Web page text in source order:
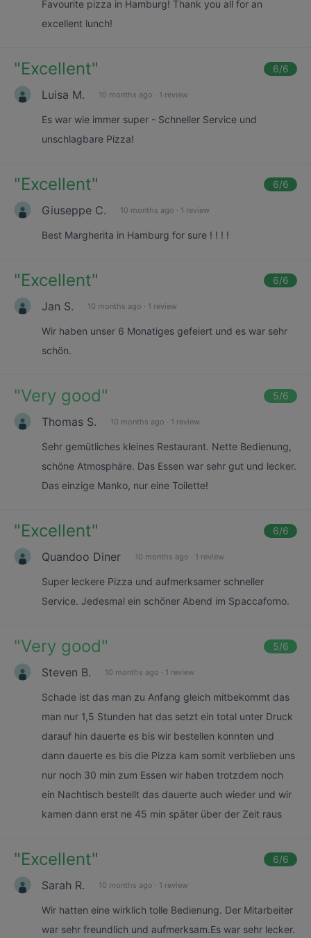
Favourite pizza in Hamburg! Thank you all for an
excellent lunch!
"Excellent" 6/6
Luisa M. 10 months ago · 1 review
Es war wie immer super - Schneller Service und
unschlagbare Pizza!
"Excellent" 6/6
Giuseppe C. 10 months ago · 1 review
Best Margherita in Hamburg for sure ! ! ! !
"Excellent" 6/6
Jan S. 10 months ago · 1 review
Wir haben unser 6 Monatiges gefeiert und es war sehr
schön.
"Very good" 5/6
Thomas S. 10 months ago · 1 review
Sehr gemütliches kleines Restaurant. Nette Bedienung,
schöne Atmosphäre. Das Essen war sehr gut und lecker.
Das einzige Manko, nur eine Toilette!
"Excellent" 6/6
Quandoo Diner 10 months ago · 1 review
Super leckere Pizza und aufmerksamer schneller
Service. Jedesmal ein schöner Abend im Spaccaforno.
"Very good" 5/6
Steven B. 10 months ago · 1 review
Schade ist das man zu Anfang gleich mitbekommt das
man nur 1,5 Stunden hat das setzt ein total unter Druck
darauf hin dauerte es bis wir bestellen konnten und
dann dauerte es bis die Pizza kam somit verblieben uns
nur noch 30 min zum Essen wir haben trotzdem noch
ein Nachtisch bestellt das dauerte auch wieder und wir
kamen dann erst ne 45 min später über der Zeit raus
"Excellent" 6/6
Sarah R. 10 months ago · 1 review
Wir hatten eine wirklich tolle Bedienung. Der Mitarbeiter
war sehr freundlich und aufmerksam.Es war sehr lecker.